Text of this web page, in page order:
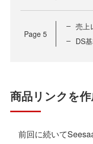
Page 5
売上
DS
商品リンクを
前回に続いて